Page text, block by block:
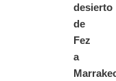
desierto
de
Fez
a